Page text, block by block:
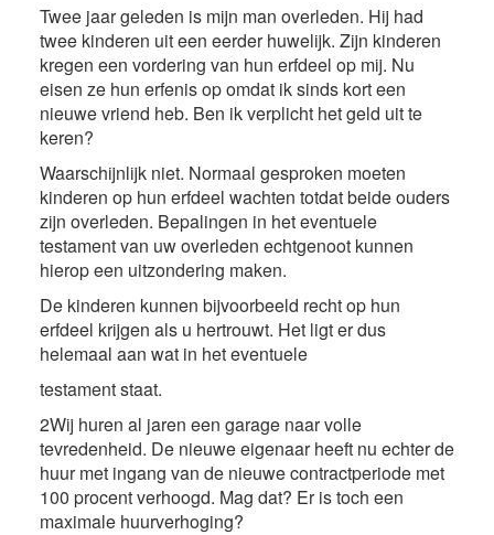
Twee jaar geleden is mijn man overleden. Hij had
twee kinderen uit een eerder huwelijk. Zijn kinderen
kregen een vordering van hun erfdeel op mij. Nu
eisen ze hun erfenis op omdat ik sinds kort een
nieuwe vriend heb. Ben ik verplicht het geld uit te
keren?
Waarschijnlijk niet. Normaal gesproken moeten
kinderen op hun erfdeel wachten totdat beide ouders
zijn overleden. Bepalingen in het eventuele
testament van uw overleden echtgenoot kunnen
hierop een uitzondering maken.
De kinderen kunnen bijvoorbeeld recht op hun
erfdeel krijgen als u hertrouwt. Het ligt er dus
helemaal aan wat in het eventuele
testament staat.
2Wij huren al jaren een garage naar volle
tevredenheid. De nieuwe eigenaar heeft nu echter de
huur met ingang van de nieuwe contractperiode met
100 procent verhoogd. Mag dat? Er is toch een
maximale huurverhoging?